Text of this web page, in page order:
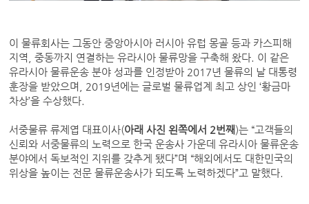
이 물류회사는 그동안 중앙아시아 러시아 유럽 몽골 등과 카스피해
지역, 중동까지 연결하는 유라시아 물류망을 구축해 왔다. 이 같은
유라시아 물류운송 분야 성과를 인정받아 2017년 물류의 날 대통령
훈장을 받았으며, 2019년에는 글로벌 물류업계 최고 상인 ‘황금마
차상’을 수상했다.
서중물류 류제엽 대표이사(아래 사진 왼쪽에서 2번째)는 “고객들의
신뢰와 서중물류의 노력으로 한국 운송사 가운데 유라시아 물류운송
분야에서 독보적인 지위를 갖추게 됐다”며 “해외에서도 대한민국의
위상을 높이는 전문 물류운송사가 되도록 노력하겠다”고 말했다.